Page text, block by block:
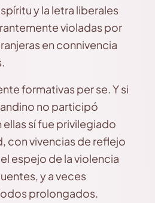
y la letra liberales
violadas por
en connivencia
formativas per se. Y si
no participó
sí fue privilegiado
con vivencias de reflejo
espejo de la violencia
y a veces
prolongados.